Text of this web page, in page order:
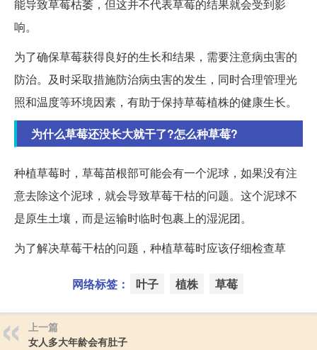
能导致草莓枯萎，但这并不代表草莓的结果就会受到影
响。
为了确保草莓获得良好的生长和结果，需要注意病虫害的
防治。及时采取措施防治病虫害的发生，同时合理管理光
照和温度等环境因素，有助于保持草莓植株的健康生长。
为什么草莓还没长大就干了?怎么种草莓?
种植草莓时，草莓苗根部可能会有一个泥球，如果没有注
意去除这个泥球，就会导致草莓干枯的问题。这个泥球不
是原生土壤，而是运输时临时包裹上的湿泥团。
为了解决草莓干枯的问题，种植草莓时应该仔细检查草
网络标签： 叶子 植株 草莓
上一篇
女人多大年龄会有肚子